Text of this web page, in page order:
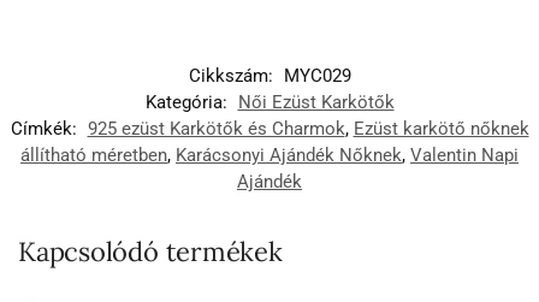
Cikkszám:
MYC029
Kategória:
Női Ezüst Karkötők
Címkék: 925 ezüst Karkötők és Charmok, Ezüst karkötő nőknek
állítható méretben, Karácsonyi Ajándék Nőknek, Valentin Napi
Ajándék
Kapcsolódó termékek